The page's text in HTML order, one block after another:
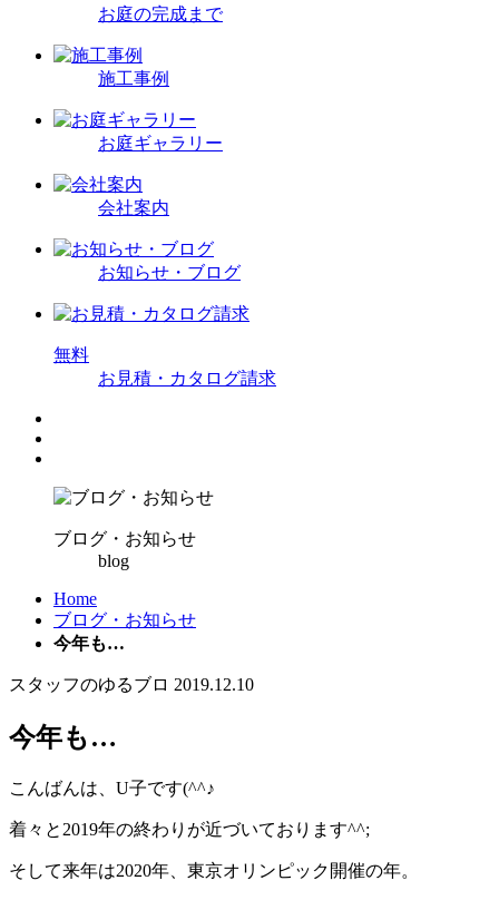
お庭の完成まで
施工事例
お庭ギャラリー
会社案内
お知らせ・ブログ
無料
お見積・カタログ請求
ブログ・お知らせ
blog
Home
ブログ・お知らせ
今年も…
スタッフのゆるブロ 2019.12.10
今年も…
こんばんは、U子です(^^♪
着々と2019年の終わりが近づいております^^;
そして来年は2020年、東京オリンピック開催の年。